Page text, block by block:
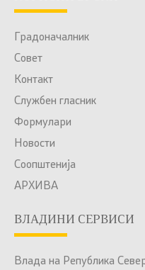
Градоначалник
Совет
Контакт
Службен гласник
Формулари
Новости
Соопштенија
АРХИВА
ВЛАДИНИ СЕРВИСИ
Влада на Република